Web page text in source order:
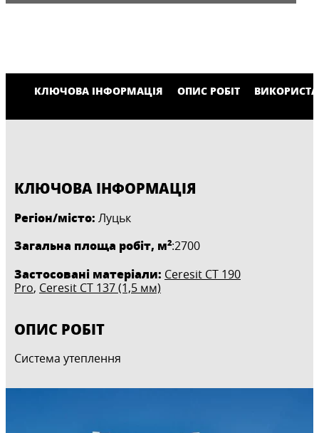
КЛЮЧОВА ІНФОРМАЦІЯ ОПИС РОБІТ
КЛЮЧОВА ІНФОРМАЦІЯ
Регіон/місто: Луцьк
Загальна площа робіт, м2:2700
Застосовані матеріали: Ceresit CT 190
Pro, Ceresit CT 137 (1,5 мм)
ОПИС РОБІТ
Система утеплення